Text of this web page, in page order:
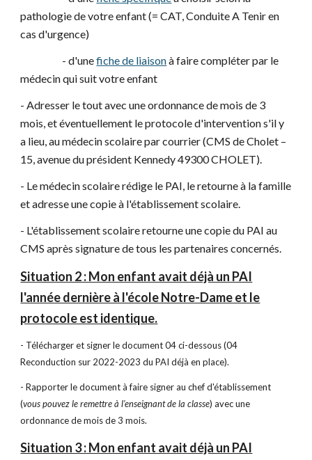
pathologie de votre enfant (= CAT, Conduite A Tenir en
cas d'urgence)
- d'unefiche de liaisonà faire compléter par le
médecin qui suit votre enfant
- Adresser le tout avec une ordonnance de mois de 3
mois, et éventuellement le protocole d'intervention s'il y
a lieu, au médecin scolaire par courrier (CMS de Cholet –
15, avenue du président Kennedy 49300 CHOLET).
- Le médecin scolaire rédige le PAI, le retourne à la famille
et adresse une copie à l'établissement scolaire.
- L'établissement scolaire retourne une copie du PAI au
CMS après signature de tous les partenaires concernés.
Situation 2 : Mon enfant avait déjà un PAI
l'année dernière à l'école Notre-Dame et le
protocole est identique.
- Télécharger et signer le document 04 ci-dessous (04
Reconduction sur 2022-2023 du PAI déjà en place).
- Rapporter le document à faire signer au chef d'établissement
(vous pouvez le remettre à l'enseignant de la classe) avec une
ordonnance de mois de 3 mois.
Situation 3 : Mon enfant avait déjà un PAI